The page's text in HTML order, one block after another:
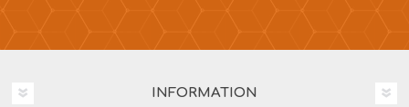
INFORMATION